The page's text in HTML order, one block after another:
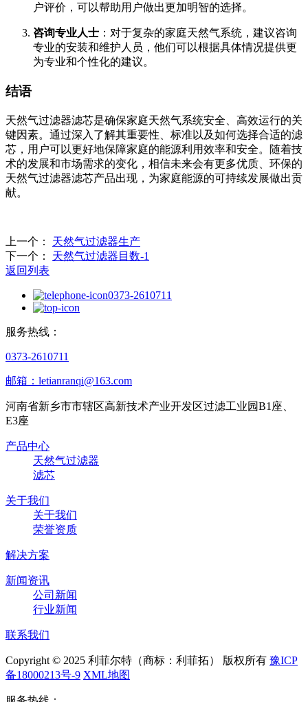
户评价，可以帮助用户做出更加明智的选择。
咨询专业人士 ：对于复杂的家庭天然气系统，建议咨询
专业的安装和维护人员，他们可以根据具体情况提供更
为专业和个性化的建议。
结语
天然气过滤器滤芯是确保家庭天然气系统安全、高效运行的关
键因素。通过深入了解其重要性、标准以及如何选择合适的滤
芯，用户可以更好地保障家庭的能源利用效率和安全。随着技
术的发展和市场需求的变化，相信未来会有更多优质、环保的
天然气过滤器滤芯产品出现，为家庭能源的可持续发展做出贡
献。
上一个：
天然气过滤器生产
下一个：
天然气过滤器目数-1
返回列表
0373-2610711
服务热线：
0373-2610711
邮箱：letianranqi@163.com
河南省新乡市市辖区高新技术产业开发区过滤工业园B1座、
E3座
产品中心
天然气过滤器
滤芯
关于我们
关于我们
荣誉资质
解决方案
新闻资讯
公司新闻
行业新闻
联系我们
Copyright © 2025 利菲尔特（商标：利菲拓） 版权所有 豫ICP
备18000213号-9 XML地图